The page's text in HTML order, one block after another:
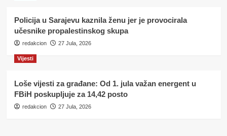
Policija u Sarajevu kaznila ženu jer je provocirala
učesnike propalestinskog skupa
redakcion 27 Jula, 2026
Vijesti
Loše vijesti za građane: Od 1. jula važan energent u
FBiH poskupljuje za 14,42 posto
redakcion 27 Jula, 2026